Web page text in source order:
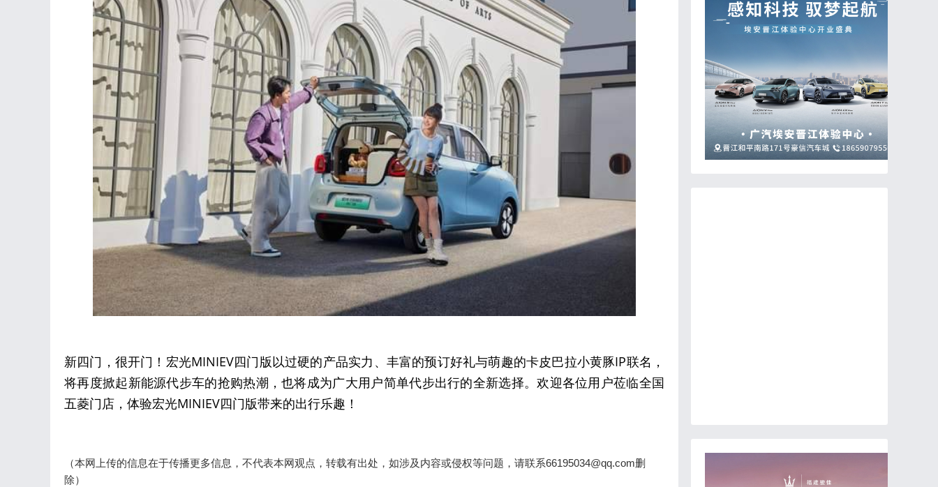
新四门，很开门！宏光MINIEV四门版以过硬的产品实力、丰富的预订好礼与萌趣的卡皮巴拉小黄豚IP联名，
将再度掀起新能源代步车的抢购热潮，也将成为广大用户简单代步出行的全新选择。欢迎各位用户莅临全国
五菱门店，体验宏光MINIEV四门版带来的出行乐趣！
（本网上传的信息在于传播更多信息，不代表本网观点，转载有出处，如涉及内容或侵权等问题，请联系66195034@qq.com删
除）